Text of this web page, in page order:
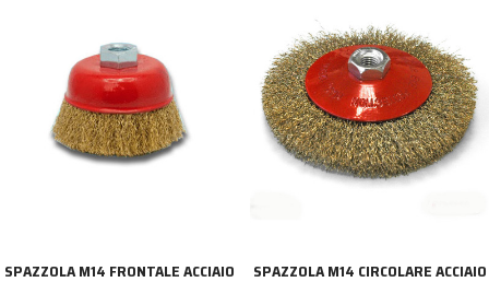
SPAZZOLA M14 FRONTALE ACCIAIO
SPAZZOLA M14 CIRCOLARE ACCIAIO